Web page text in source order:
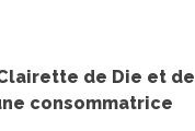
de Die et de
consommatrice